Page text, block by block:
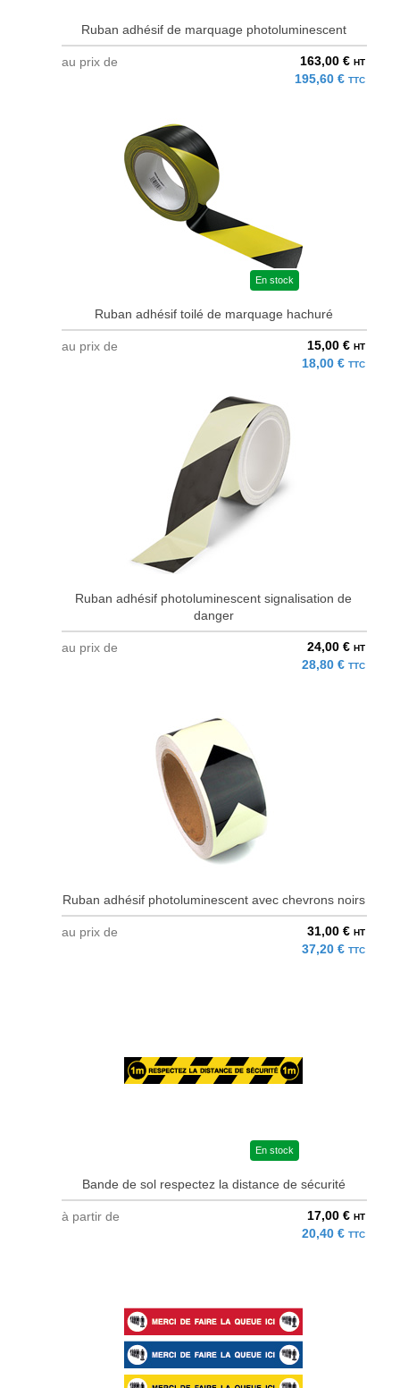
Ruban adhésif de marquage photoluminescent
au prix de 163,00 € HT
195,60 € TTC
En stock
Ruban adhésif toilé de marquage hachuré
au prix de 15,00 € HT
18,00 € TTC
Ruban adhésif photoluminescent signalisation de
danger
au prix de 24,00 € HT
28,80 € TTC
Ruban adhésif photoluminescent avec chevrons noirs
au prix de 31,00 € HT
37,20 € TTC
En stock
Bande de sol respectez la distance de sécurité
à partir de 17,00 € HT
20,40 € TTC